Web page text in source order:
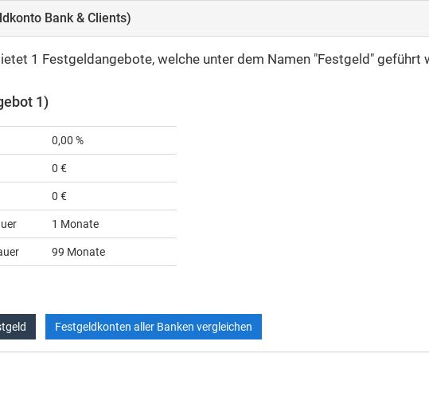
Bank & Clients)
1 Festgeldangebote, welche unter dem Namen "Festgeld" geführt
1)
0,00 %
0 €
0 €
1 Monate
99 Monate
Festgeldkonten aller Banken vergleichen